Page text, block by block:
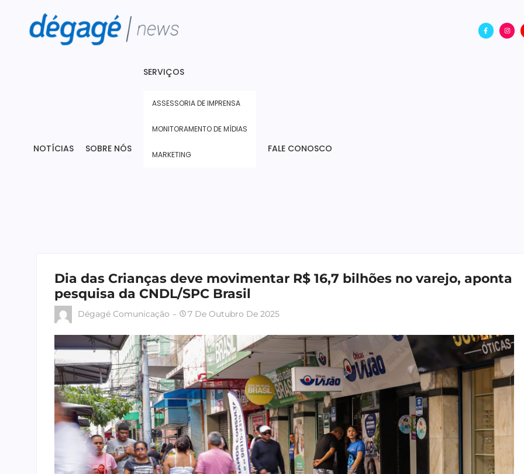
NOTÍCIAS SOBRE NÓS
SERVIÇOS
ASSESSORIA DE IMPRENSA
MONITORAMENTO DE MÍDIAS
MARKETING
FALE CONOSCO
Dia das Crianças deve movimentar R$ 16,7 bilhões no varejo, aponta
pesquisa da CNDL/SPC Brasil
Dégagé Comunicação 7 De Outubro De 2025